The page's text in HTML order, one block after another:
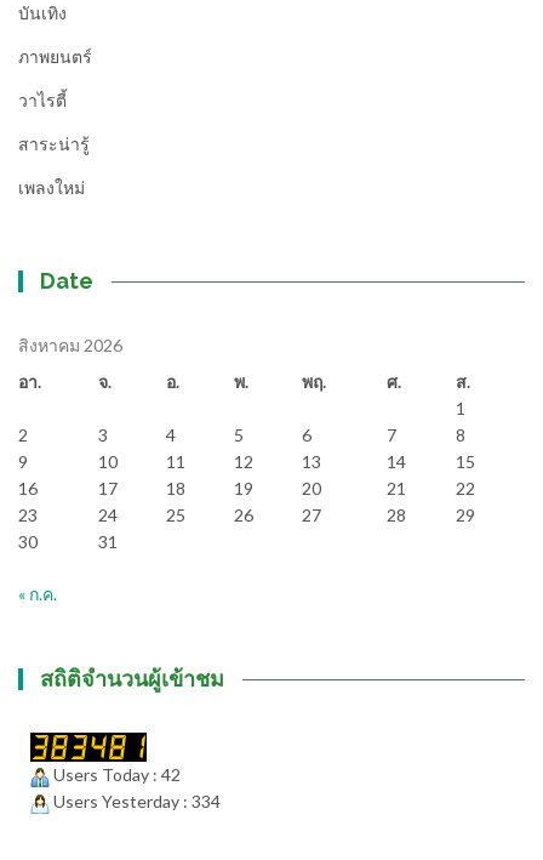
บันเทิง
ภาพยนตร์
วาไรตี้
สาระน่ารู้
เพลงใหม่
Date
สิงหาคม 2026
อา.
จ. อ. พ. พฤ. ศ.
ส.
1
2
3 4 5 6 7
8
9
10 11 12 13 14
15
16
17 18 19 20 21
22
23
24 25 26 27 28
29
30
31
« ก.ค.
สถิติจำนวนผู้เข้าชม
Users Today : 42
Users Yesterday : 334